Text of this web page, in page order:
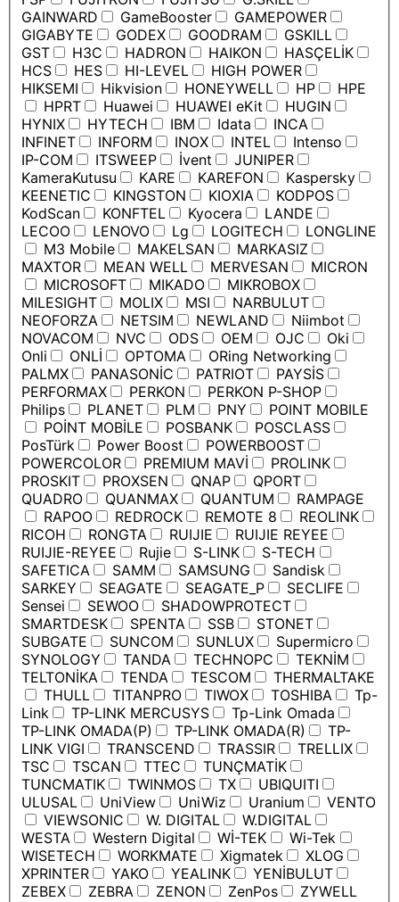
GAINWARD
GameBooster
GAMEPOWER
GIGABYTE
GODEX GOODRAM
GSKILL
GST
H3C HADRON HAIKON
HASÇELİK
HCS
HES HI-LEVEL
HIGH POWER
HIKSEMI
Hikvision HONEYWELL HP
HPE
HPRT
Huawei HUAWEI eKit
HUGIN
HYNIX
HYTECH IBM Idata
INCA
INFINET
INFORM INOX INTEL
Intenso
IP-COM
ITSWEEP İvent
JUNIPER
KameraKutusu
KARE KAREFON
Kaspersky
KEENETIC
KINGSTON KIOXIA
KODPOS
KodScan
KONFTEL Kyocera
LANDE
LECOO
LENOVO Lg LOGITECH
LONGLINE
M3 Mobile
MAKELSAN
MARKASIZ
MAXTOR
MEAN WELL MERVESAN
MICRON
MICROSOFT
MIKADO
MIKROBOX
MILESIGHT
MOLIX MSI
NARBULUT
NEOFORZA
NETSIM NEWLAND
Niimbot
NOVACOM
NVC ODS OEM OJC
Oki
Onli
ONLİ OPTOMA
ORing Networking
PALMX
PANASONİC PATRIOT
PAYSİS
PERFORMAX
PERKON
PERKON P-SHOP
Philips
PLANET PLM PNY
POINT MOBILE
POİNT MOBİLE
POSBANK
POSCLASS
PosTürk
Power Boost
POWERBOOST
POWERCOLOR
PREMIUM MAVİ
PROLINK
PROSKIT
PROXSEN QNAP
QPORT
QUADRO
QUANMAX QUANTUM
RAMPAGE
RAPOO
REDROCK REMOTE 8
REOLINK
RICOH
RONGTA RUIJIE
RUIJIE REYEE
RUIJIE-REYEE
Rujie S-LINK
S-TECH
SAFETICA
SAMM SAMSUNG
Sandisk
SARKEY
SEAGATE SEAGATE_P
SECLIFE
Sensei
SEWOO
SHADOWPROTECT
SMARTDESK
SPENTA SSB
STONET
SUBGATE
SUNCOM SUNLUX
Supermicro
SYNOLOGY
TANDA TECHNOPC
TEKNİM
TELTONİKA
TENDA TESCOM
THERMALTAKE
THULL
TITANPRO TIWOX TOSHIBA
Tp-
Link
TP-LINK MERCUSYS
Tp-Link Omada
TP-LINK OMADA(P)
TP-LINK OMADA(R)
TP-
LINK VIGI
TRANSCEND TRASSIR
TRELLIX
TSC
TSCAN TTEC
TUNÇMATİK
TUNCMATIK
TWINMOS TX
UBIQUITI
ULUSAL
UniView UniWiz Uranium
VENTO
VIEWSONIC
W. DIGITAL
W.DIGITAL
WESTA
Western Digital Wİ-TEK
Wi-Tek
WISETECH
WORKMATE Xigmatek
XLOG
XPRINTER
YAKO YEALINK
YENİBULUT
ZEBEX
ZEBRA ZENON ZenPos ZYWELL